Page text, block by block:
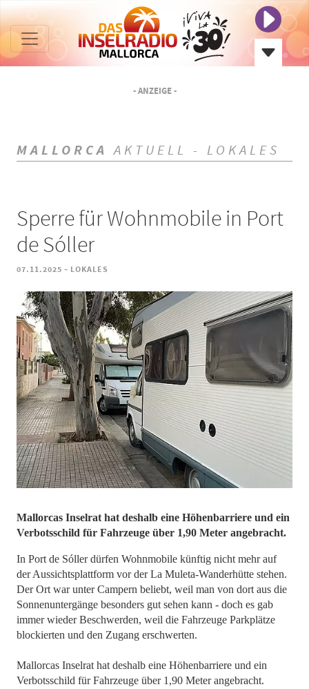
- ANZEIGE -
MALLORCA AKTUELL - LOKALES
Sperre für Wohnmobile in Port
de Sóller
07.11.2025 - LOKALES
​​​​​​​Mallorcas Inselrat hat deshalb eine Höhenbarriere und ein
Verbotsschild für Fahrzeuge über 1,90 Meter angebracht.
In Port de Sóller dürfen Wohnmobile künftig nicht mehr auf
der Aussichtsplattform vor der La Muleta-Wanderhütte stehen.
Der Ort war unter Campern beliebt, weil man von dort aus die
Sonnenuntergänge besonders gut sehen kann - doch es gab
immer wieder Beschwerden, weil die Fahrzeuge Parkplätze
blockierten und den Zugang erschwerten.
Mallorcas Inselrat hat deshalb eine Höhenbarriere und ein
Verbotsschild für Fahrzeuge über 1,90 Meter angebracht.